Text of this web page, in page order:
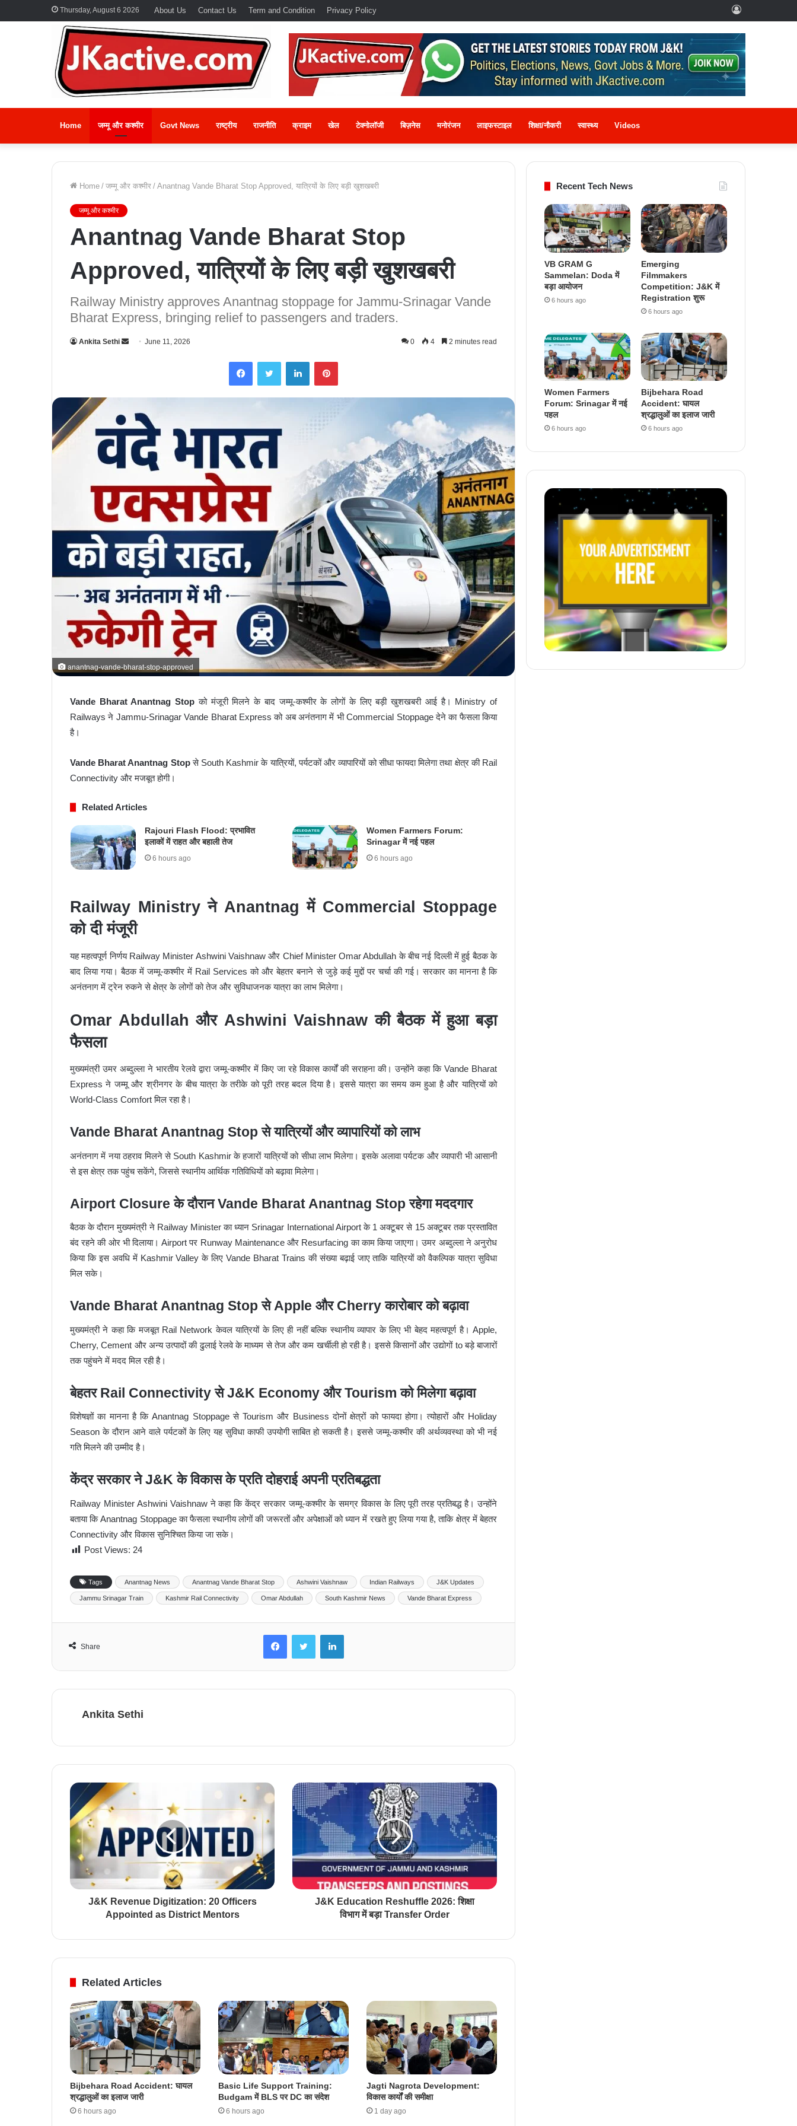
Thursday, August 6 2026 About Us Contact Us Term and Condition Privacy Policy
In
Home जम्मू और कश्मीर Govt News राष्ट्रीय राजनीति क्राइम खेल टेक्नोलॉजी बिज़नेस मनोरंजन लाइफस्टाइल शिक्षा/नौकरी स्वास्थ्य Videos
Home / जम्मू और कश्मीर / Anantnag Vande Bharat Stop Approved, यात्रियों के लिए बड़ी खुशखबरी
जम्मू और कश्मीर
Anantnag Vande Bharat Stop
Approved, यात्रियों के लिए बड़ी खुशखबरी
Railway Ministry approves Anantnag stoppage for Jammu-Srinagar Vande
Bharat Express, bringing relief to passengers and traders.
Ankita Sethi
a
e
m
a
l
June 11, 2026 0 4 2 minutes read
anantnag-vande-bharat-stop-approved
Vande Bharat Anantnag Stop को मंजूरी मिलने के बाद जम्मू-कश्मीर के लोगों के लिए बड़ी खुशखबरी आई है। Ministry of
Railways ने Jammu-Srinagar Vande Bharat Express को अब अनंतनाग में भी Commercial Stoppage देने का फैसला किया
है।
Vande Bharat Anantnag Stopसे South Kashmir के यात्रियों, पर्यटकों और व्यापारियों को सीधा फायदा मिलेगा तथा क्षेत्र की Rail
Connectivity और मजबूत होगी।
Related Articles
Rajouri Flash Flood: प्रभावित
इलाकों में राहत और बहाली तेज
6 hours ago
Women Farmers Forum:
Srinagar में नई पहल
6 hours ago
Railway Ministry ने Anantnag में Commercial Stoppage
को दी मंजूरी
यह महत्वपूर्ण निर्णय Railway Minister Ashwini Vaishnaw और Chief Minister Omar Abdullah के बीच नई दिल्ली में हुई बैठक के
बाद लिया गया। बैठक में जम्मू-कश्मीर में Rail Services को और बेहतर बनाने से जुड़े कई मुद्दों पर चर्चा की गई। सरकार का मानना है कि
अनंतनाग में ट्रेन रुकने से क्षेत्र के लोगों को तेज और सुविधाजनक यात्रा का लाभ मिलेगा।
Omar Abdullah और Ashwini Vaishnaw की बैठक में हुआ बड़ा
फैसला
मुख्यमंत्री उमर अब्दुल्ला ने भारतीय रेलवे द्वारा जम्मू-कश्मीर में किए जा रहे विकास कार्यों की सराहना की। उन्होंने कहा कि Vande Bharat
Express ने जम्मू और श्रीनगर के बीच यात्रा के तरीके को पूरी तरह बदल दिया है। इससे यात्रा का समय कम हुआ है और यात्रियों को
World-Class Comfort मिल रहा है।
Vande Bharat Anantnag Stop से यात्रियों और व्यापारियों को लाभ
अनंतनाग में नया ठहराव मिलने से South Kashmir के हजारों यात्रियों को सीधा लाभ मिलेगा। इसके अलावा पर्यटक और व्यापारी भी आसानी
से इस क्षेत्र तक पहुंच सकेंगे, जिससे स्थानीय आर्थिक गतिविधियों को बढ़ावा मिलेगा।
Airport Closure के दौरान Vande Bharat Anantnag Stop रहेगा मददगार
बैठक के दौरान मुख्यमंत्री ने Railway Minister का ध्यान Srinagar International Airport के 1 अक्टूबर से 15 अक्टूबर तक प्रस्तावित
बंद रहने की ओर भी दिलाया। Airport पर Runway Maintenance और Resurfacing का काम किया जाएगा। उमर अब्दुल्ला ने अनुरोध
किया कि इस अवधि में Kashmir Valley के लिए Vande Bharat Trains की संख्या बढ़ाई जाए ताकि यात्रियों को वैकल्पिक यात्रा सुविधा
मिल सके।
Vande Bharat Anantnag Stop से Apple और Cherry कारोबार को बढ़ावा
मुख्यमंत्री ने कहा कि मजबूत Rail Network केवल यात्रियों के लिए ही नहीं बल्कि स्थानीय व्यापार के लिए भी बेहद महत्वपूर्ण है। Apple,
Cherry, Cement और अन्य उत्पादों की ढुलाई रेलवे के माध्यम से तेज और कम खर्चीली हो रही है। इससे किसानों और उद्योगों to बड़े बाजारों
तक पहुंचने में मदद मिल रही है।
बेहतर Rail Connectivity से J&K Economy और Tourism को मिलेगा बढ़ावा
विशेषज्ञों का मानना है कि Anantnag Stoppage से Tourism और Business दोनों क्षेत्रों को फायदा होगा। त्योहारों और Holiday
Season के दौरान आने वाले पर्यटकों के लिए यह सुविधा काफी उपयोगी साबित हो सकती है। इससे जम्मू-कश्मीर की अर्थव्यवस्था को भी नई
गति मिलने की उम्मीद है।
केंद्र सरकार ने J&K के विकास के प्रति दोहराई अपनी प्रतिबद्धता
Railway Minister Ashwini Vaishnaw ने कहा कि केंद्र सरकार जम्मू-कश्मीर के समग्र विकास के लिए पूरी तरह प्रतिबद्ध है। उन्होंने
बताया कि Anantnag Stoppage का फैसला स्थानीय लोगों की जरूरतों और अपेक्षाओं को ध्यान में रखते हुए लिया गया है, ताकि क्षेत्र में बेहतर
Connectivity और विकास सुनिश्चित किया जा सके।
Post Views: 24
Tags Anantnag News Anantnag Vande Bharat Stop Ashwini Vaishnaw Indian Railways J&K Updates
Jammu Srinagar Train Kashmir Rail Connectivity Omar Abdullah South Kashmir News Vande Bharat Express
Share
Ankita Sethi
J&K Revenue Digitization: 20 Officers
Appointed as District Mentors
J&K Education Reshuffle 2026: शिक्षा
विभाग में बड़ा Transfer Order
Related Articles
Bijbehara Road Accident: घायल
श्रद्धालुओं का इलाज जारी
6 hours ago
Basic Life Support Training:
Budgam में BLS पर DC का संदेश
6 hours ago
Jagti Nagrota Development:
विकास कार्यों की समीक्षा
1 day ago
Recent Tech News
VB GRAM G
Sammelan: Doda में
बड़ा आयोजन
6 hours ago
Emerging
Filmmakers
Competition: J&K में
Registration शुरू
6 hours ago
Women Farmers
Forum: Srinagar में नई
पहल
6 hours ago
Bijbehara Road
Accident: घायल
श्रद्धालुओं का इलाज जारी
6 hours ago